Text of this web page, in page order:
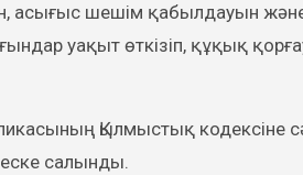
асығыс шешім қабылдауын
уақыт өткізіп, құқық
Қылмыстық кодексіне
салынды.